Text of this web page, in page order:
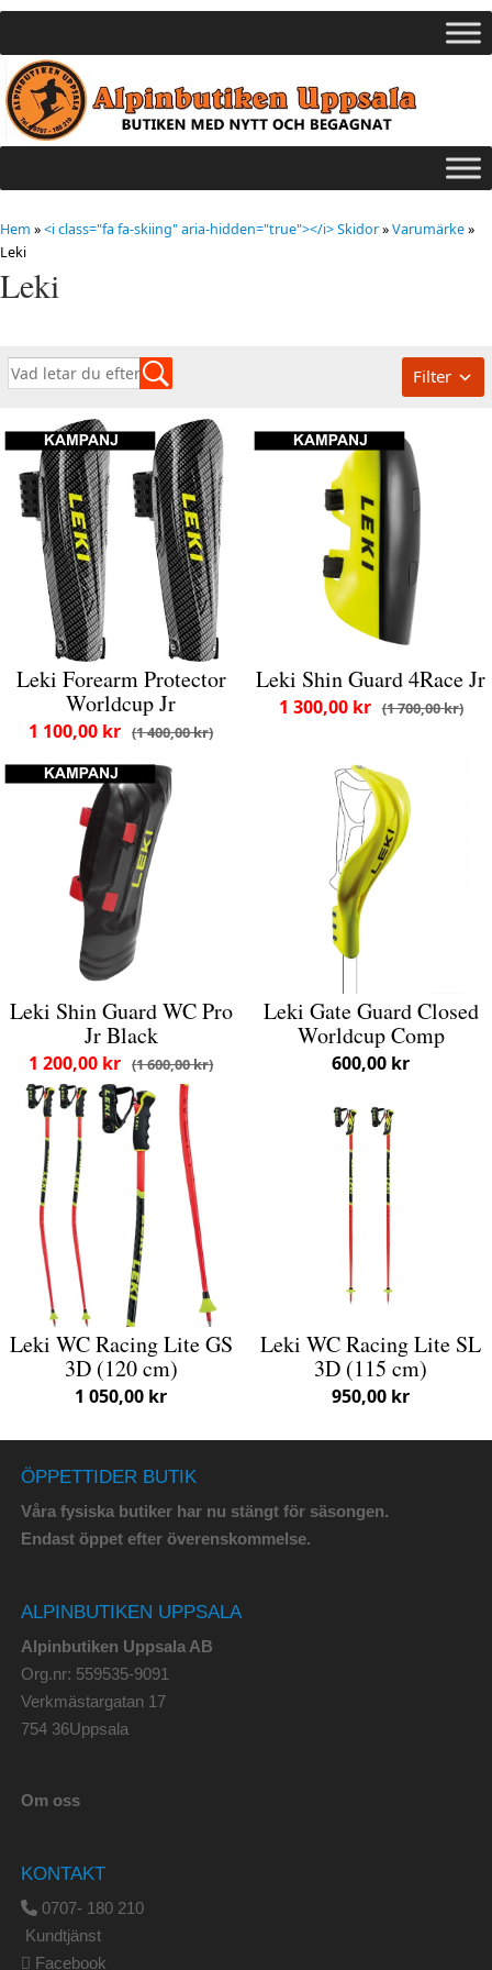
Hem »<i class="fa fa-skiing" aria-hidden="true"></i> Skidor»Varumärke»
Leki
Leki
Filter
Leki Forearm Protector
Worldcup Jr
1 400,00 kr
1 100,00 kr
Leki Shin Guard 4Race Jr
1 700,00 kr
1 300,00 kr
Leki Shin Guard WC Pro
Jr Black
1 600,00 kr
1 200,00 kr
Leki Gate Guard Closed
Worldcup Comp
600,00 kr
Leki WC Racing Lite GS
3D (120 cm)
1 050,00 kr
Leki WC Racing Lite SL
3D (115 cm)
950,00 kr
ÖPPETTIDER BUTIK
Våra fysiska butiker har nu stängt för säsongen.
Endast öppet efter överenskommelse.
ALPINBUTIKEN UPPSALA
Alpinbutiken Uppsala AB
Org.nr: 559535-9091
Verkmästargatan 17
754 36Uppsala
Om oss
KONTAKT
0707- 180 210
Kundtjänst
Facebook